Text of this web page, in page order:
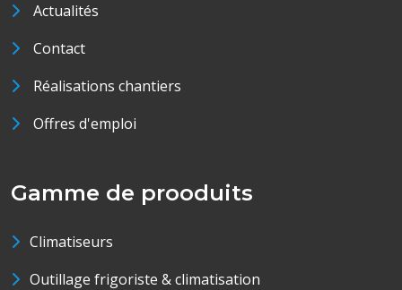
Actualités
Contact
Réalisations chantiers
Offres d'emploi
Gamme de prooduits
Climatiseurs
Outillage frigoriste & climatisation